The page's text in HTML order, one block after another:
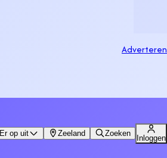
Adverteren
Er op uit Zeeland Zoeken
Inloggen